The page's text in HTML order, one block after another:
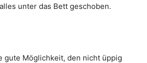
unter das Bett geschoben.
gute Möglichkeit, den nicht üppig